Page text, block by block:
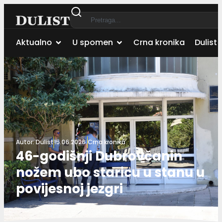
Aktualno U spomen Crna kronika Dulist
Autor:Dulist15.06.2026.Crna kronika
46-godišnji Dubrovčanin
nožem ubo staricu u stanu u
povijesnoj jezgri